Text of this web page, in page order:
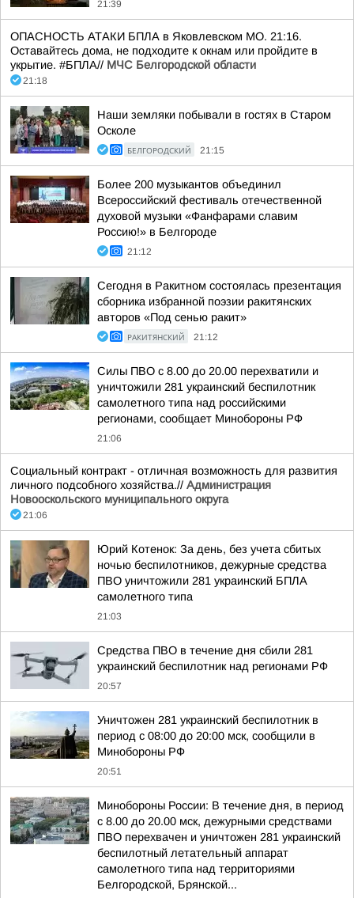
21:39
ОПАСНОСТЬ АТАКИ БПЛА в Яковлевском МО. 21:16.
Оставайтесь дома, не подходите к окнам или пройдите в
укрытие. #БПЛА// МЧС Белгородской области
21:18
Наши земляки побывали в гостях в Старом
Осколе
БЕЛГОРОДСКИЙ 21:15
Более 200 музыкантов объединил
Всероссийский фестиваль отечественной
духовой музыки «Фанфарами славим
Россию!» в Белгороде
21:12
Сегодня в Ракитном состоялась презентация
сборника избранной поэзии ракитянских
авторов «Под сенью ракит»
РАКИТЯНСКИЙ 21:12
Силы ПВО с 8.00 до 20.00 перехватили и
уничтожили 281 украинский беспилотник
самолетного типа над российскими
регионами, сообщает Минобороны РФ
21:06
Социальный контракт - отличная возможность для развития
личного подсобного хозяйства.// Администрация
Новооскольского муниципального округа
21:06
Юрий Котенок: За день, без учета сбитых
ночью беспилотников, дежурные средства
ПВО уничтожили 281 украинский БПЛА
самолетного типа
21:03
Средства ПВО в течение дня сбили 281
украинский беспилотник над регионами РФ
20:57
Уничтожен 281 украинский беспилотник в
период с 08:00 до 20:00 мск, сообщили в
Минобороны РФ
20:51
Минобороны России: В течение дня, в период
с 8.00 до 20.00 мск, дежурными средствами
ПВО перехвачен и уничтожен 281 украинский
беспилотный летательный аппарат
самолетного типа над территориями
Белгородской, Брянской...